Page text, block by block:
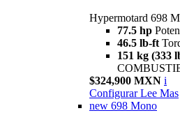
Hypermotard 698
77.5 hp
46.5 lb-ft
151 kg (333
$324,900 MXN i
Configurar Lee Mas
new 698 Mono